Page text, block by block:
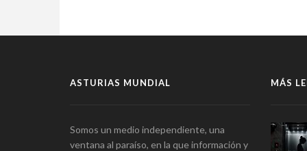
ASTURIAS MUNDIAL
Somos un medio independiente, una
ventana al paraíso, en la que información y
MÁS